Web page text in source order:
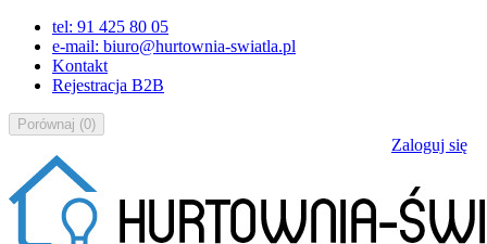
tel: 91 425 80 05
e-mail: biuro@hurtownia-swiatla.pl
Kontakt
Rejestracja B2B
Porównaj (0)
Zaloguj się